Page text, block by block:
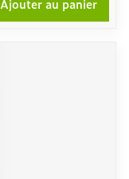
Ajouter au panier